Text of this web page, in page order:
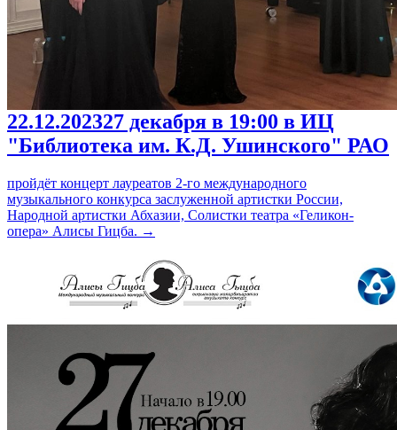
22.12.202327 декабря в 19:00 в ИЦ
"Библиотека им. К.Д. Ушинского" РАО
пройдёт концерт лауреатов 2-го международного
музыкального конкурса заслуженной артистки России,
Народной артистки Абхазии, Солистки театра «Геликон-
опера» Алисы Гицба. →